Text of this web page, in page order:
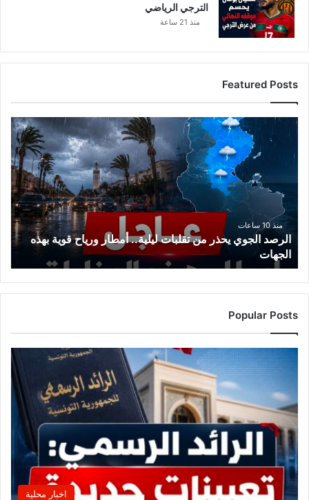
الترجي الرياضي
منذ 21 ساعة
Featured Posts
الرصد
الجوي
يحذر
تقلبات
ليلية..
أمطار
ورياح
قوية
بهذه
الجهات
منذ 10 ساعات
الرصد الجوي يحذر من تقلبات ليلية.. أمطار ورياح قوية بهذه
الجهات
Popular Posts
اخبار محلية